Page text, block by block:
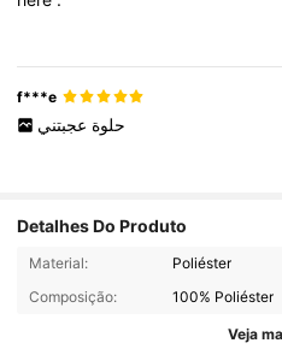
f***e
‏حلوة عجبتني
Detalhes Do Produto
Material:
Poliéster
Composição:
100% Poliéster
Veja
427K Seguidores
427K Seguidores